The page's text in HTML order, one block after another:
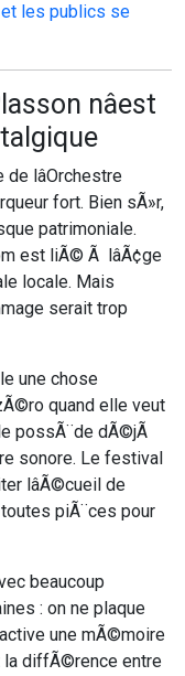
les publics se
nâest
lâOrchestre
fort. Bien sÃ»r,
patrimoniale.
est liÃ© Ã lâÃ¢ge
locale. Mais
serait trop
une chose
quand elle veut
possÃ¨de dÃ©jÃ
sonore. Le festival
lâÃ©cueil de
piÃ¨ces pour
beaucoup
: on ne plaque
une mÃ©moire
la diffÃ©rence entre